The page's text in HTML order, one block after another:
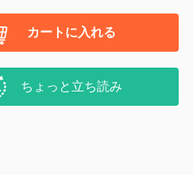
カートに入れる
ちょっと立ち読み